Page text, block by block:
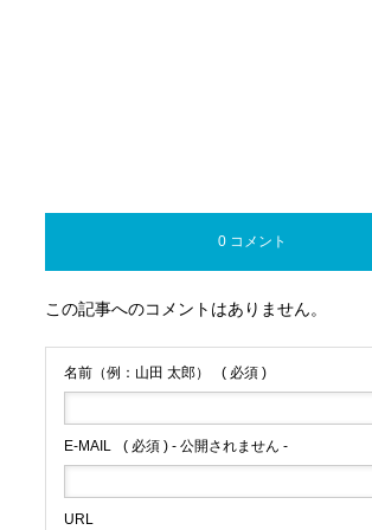
0 コメント
この記事へのコメントはありません。
名前（例：山田 太郎） ( 必須 )
E-MAIL ( 必須 ) - 公開されません -
URL